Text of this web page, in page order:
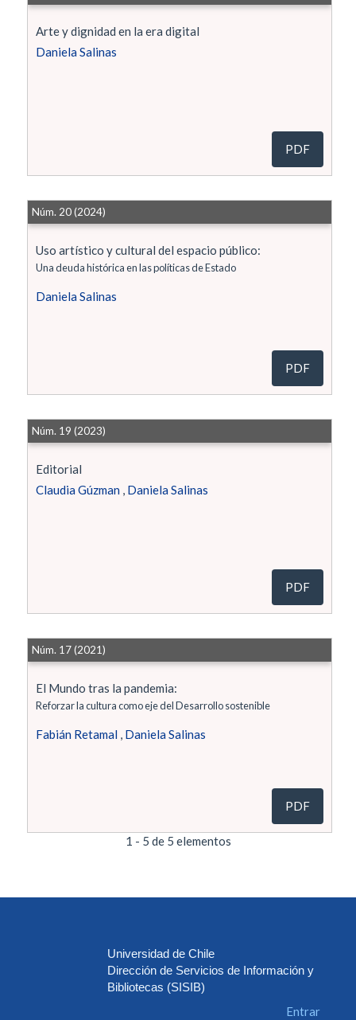
Arte y dignidad en la era digital
Daniela Salinas
PDF
Uso artístico y cultural del espacio público:
Una deuda histórica en las políticas de Estado
Daniela Salinas
Núm. 20 (2024)
PDF
Editorial
Claudia Gúzman, Daniela Salinas
Núm. 19 (2023)
PDF
El Mundo tras la pandemia:
Reforzar la cultura como eje del Desarrollo sostenible
Fabián Retamal Daniela Salinas
Núm. 17 (2021)
PDF
1 - 5 de 5 elementos
Universidad de Chile
Dirección de Servicios de Información y
Bibliotecas (SISIB)
Entrar